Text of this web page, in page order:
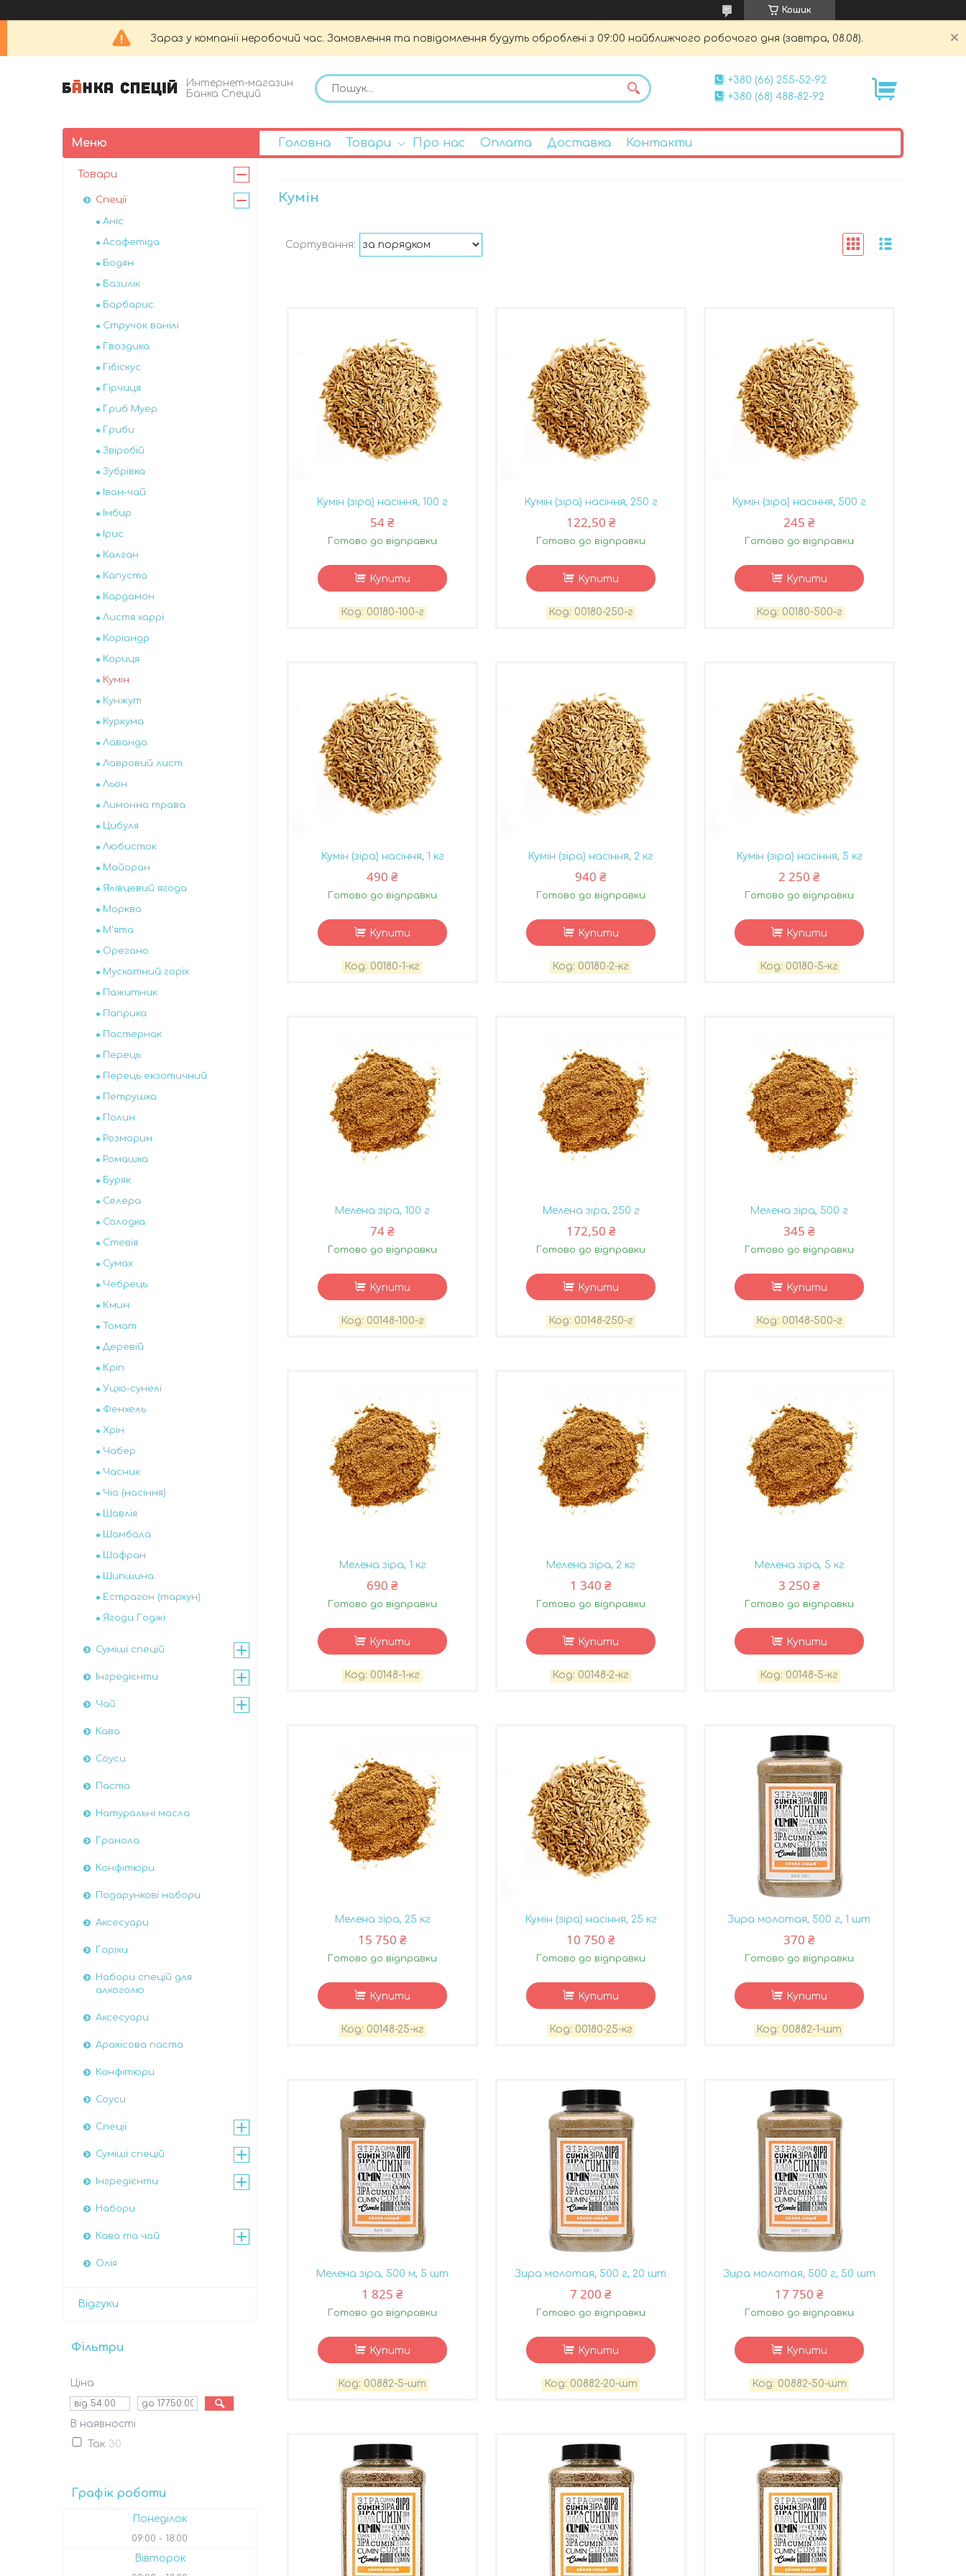
Кошик
Зараз у компанії неробочий час. Замовлення та повідомлення будуть оброблені з 09:00 найближчого робочого дня (завтра, 08.08).
Интернет-магазин
Банка Специй
+380 (66) 255-52-92
+380 (68) 488-82-92
Головна Товари Про нас Оплата Доставка Контакти
Кумін
Кумін (зіра) насіння, 100 г
54 ₴
Готово до відправки
Купити
00180-100-г
Кумін (зіра) насіння, 250 г
122,50 ₴
Готово до відправки
Купити
00180-250-г
Кумін (зіра) насіння, 500 г
245 ₴
Готово до відправки
Купити
00180-500-г
Кумін (зіра) насіння, 1 кг
490 ₴
Готово до відправки
Купити
00180-1-кг
Кумін (зіра) насіння, 2 кг
940 ₴
Готово до відправки
Купити
00180-2-кг
Кумін (зіра) насіння, 5 кг
2 250 ₴
Готово до відправки
Купити
00180-5-кг
Мелена зіра, 100 г
74 ₴
Готово до відправки
Купити
00148-100-г
Мелена зіра, 250 г
172,50 ₴
Готово до відправки
Купити
00148-250-г
Мелена зіра, 500 г
345 ₴
Готово до відправки
Купити
00148-500-г
Мелена зіра, 1 кг
690 ₴
Готово до відправки
Купити
00148-1-кг
Мелена зіра, 2 кг
1 340 ₴
Готово до відправки
Купити
00148-2-кг
Мелена зіра, 5 кг
3 250 ₴
Готово до відправки
Купити
00148-5-кг
Мелена зіра, 25 кг
15 750 ₴
Готово до відправки
Купити
00148-25-кг
Кумін (зіра) насіння, 25 кг
10 750 ₴
Готово до відправки
Купити
00180-25-кг
Зира молотая, 500 г, 1 шт
370 ₴
Готово до відправки
Купити
00882-1-шт
Мелена зіра, 500 м, 5 шт
1 825 ₴
Готово до відправки
Купити
00882-5-шт
Зира молотая, 500 г, 20 шт
7 200 ₴
Готово до відправки
Купити
00882-20-шт
Зира молотая, 500 г, 50 шт
17 750 ₴
Готово до відправки
Купити
00882-50-шт
Товари
Спеції
Аніс
Асафетіда
Бодян
Базилік
Барбарис
Стручок ванілі
Гвоздика
Гібіскус
Гірчиця
Гриб Муер
Гриби
Звіробій
Зубрівка
Іван-чай
Імбир
Ірис
Калган
Капуста
Кардамон
Листя каррі
Коріандр
Кориця
Кумін
Кунжут
Куркума
Лаванда
Лавровий лист
Льон
Лимонна трава
Цибуля
Любисток
Майоран
Ялівцевий ягода
Морква
М'ята
Орегано
Мускатний горіх
Пажитник
Паприка
Пастернак
Перець
Перець екзотичний
Петрушка
Полин
Розмарин
Ромашка
Буряк
Селера
Солодка
Стевія
Сумах
Чебрець
Кмин
Томат
Деревій
Кріп
Уцхо-сунелі
Фенхель
Хрін
Чабер
Часник
Чіа (насіння)
Шавлія
Шамбала
Шафран
Шипшина
Естрагон (тархун)
Ягоди Годжі
Суміші спецій
Інгредієнти
Чай
Кава
Соуси
Паста
Натуральні масла
Гранола
Конфітюри
Подарункові набори
Аксесуари
Горіхи
Набори спецій для
алкоголю
Аксесуари
Арахісова паста
Конфітюри
Соуси
Спеції
Суміші спецій
Інгредієнти
Набори
Кава та чай
Олія
Відгуки
Фільтри
Ціна
В наявності
Так 30
Графік роботи
Понеділок
09:00 18:00
Вівторок